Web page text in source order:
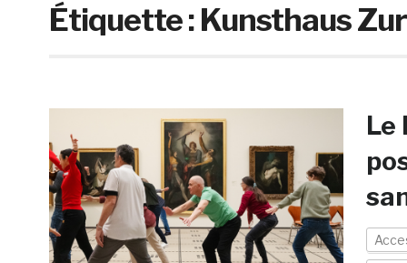
Étiquette :Kunsthaus
Le